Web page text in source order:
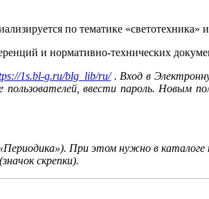
по тематике «светотехника»
и нормативно-технических
1s.bl-g.ru/blg_lib/ru/. Вход в
ввести пароль. Новым
При этом нужно в
скрепки).